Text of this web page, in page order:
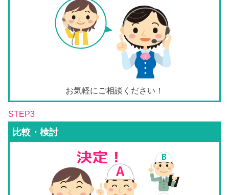
お気軽にご相談ください！
STEP3
比較・検討